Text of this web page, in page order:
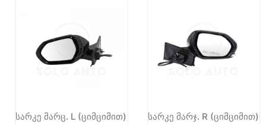
სარკე მარც. L (ციმციმით) სარკე მარჯ. R (ციმციმით)